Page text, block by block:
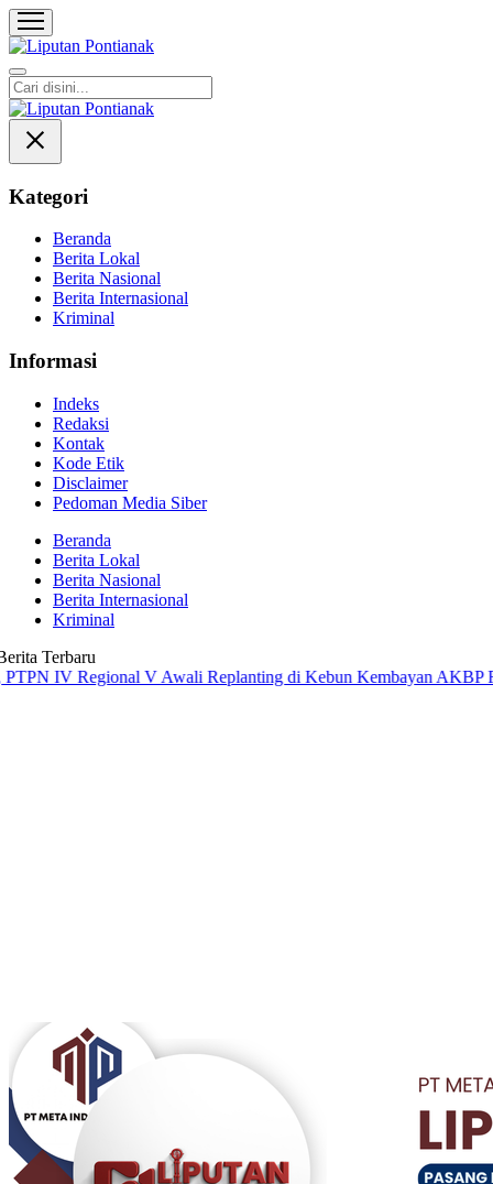
Liputan Pontianak
Berita Terkini dan TerUpdate
Kategori
Beranda
Berita Lokal
Berita Nasional
Berita Internasional
Kriminal
Informasi
Indeks
Redaksi
Kontak
Kode Etik
Disclaimer
Pedoman Media Siber
Beranda
Berita Lokal
Berita Nasional
Berita Internasional
Kriminal
Terbaru
V Awali Replanting di Kebun KembayanAKBP Rensa S.